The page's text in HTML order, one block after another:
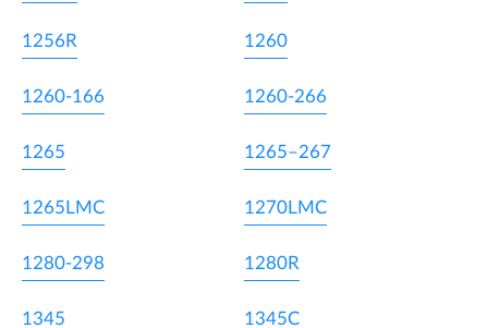
1256R 1260
1260-166 1260-266
1265 1265–267
1265LMC 1270LMC
1280-298 1280R
1345 1345C